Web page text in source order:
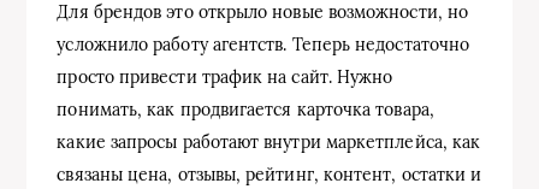
Для брендов это открыло новые возможности, но
усложнило работу агентств. Теперь недостаточно
просто привести трафик на сайт. Нужно
понимать, как продвигается карточка товара,
какие запросы работают внутри маркетплейса, как
связаны цена, отзывы, рейтинг, контент, остатки и